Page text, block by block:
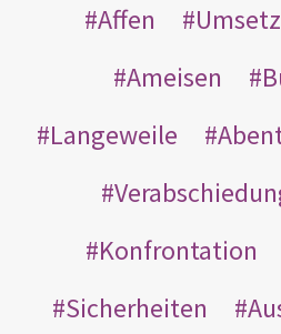
Affen
Ameisen
Langeweile
Konfrontation
Sicherheiten